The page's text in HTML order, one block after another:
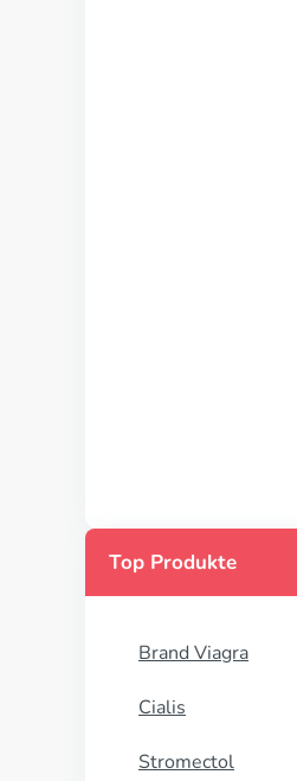
Top Produkte
Brand Viagra
Cialis
Stromectol